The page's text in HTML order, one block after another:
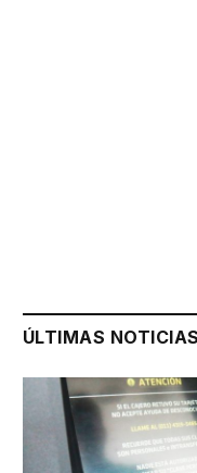
ÚLTIMAS NOTICIAS